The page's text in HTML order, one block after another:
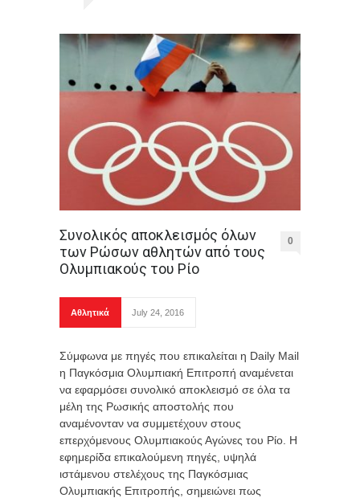
Συνολικός αποκλεισμός όλων
των Ρώσων αθλητών από τους
Ολυμπιακούς του Ρίο
0
Αθλητικά July 24, 2016
Σύμφωνα με πηγές που επικαλείται η Daily Mail
η Παγκόσμια Ολυμπιακή Επιτροπή αναμένεται
να εφαρμόσει συνολικό αποκλεισμό σε όλα τα
μέλη της Ρωσικής αποστολής που
αναμένονταν να συμμετέχουν στους
επερχόμενους Ολυμπιακούς Αγώνες του Ρίο. Η
εφημερίδα επικαλούμενη πηγές, υψηλά
ιστάμενου στελέχους της Παγκόσμιας
Ολυμπιακής Επιτροπής, σημειώνει πως